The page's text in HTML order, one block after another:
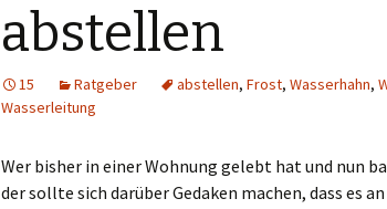
abstellen
15 Ratgeber abstellen, Frost, Wasserhahn,
Wasserleitung
Wer bisher in einer Wohnung gelebt hat und nun
der sollte sich darüber Gedaken machen, dass es